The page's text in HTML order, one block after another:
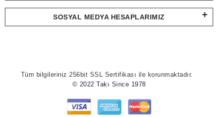
SOSYAL MEDYA HESAPLARIMIZ
Tüm bilgileriniz 256bit SSL Sertifikası ile korunmaktadır.
© 2022 Takı Since 1978